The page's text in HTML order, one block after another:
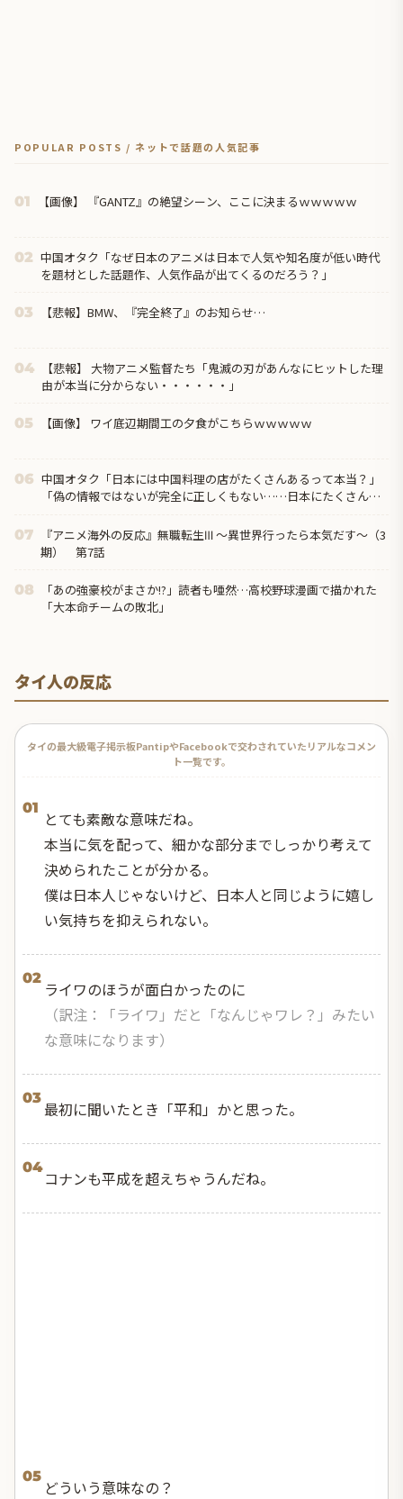
POPULAR POSTS / ネットで話題の人気記事
01 【画像】 『GANTZ』の絶望シーン、ここに決まるｗｗｗｗｗ
02 中国オタク「なぜ日本のアニメは日本で人気や知名度が低い時代
を題材とした話題作、人気作品が出てくるのだろう？」
03 【悲報】BMW、『完全終了』のお知らせ…
04
【悲報】 大物アニメ監督たち「鬼滅の刃があんなにヒットした理
由が本当に分からない・・・・・・」
05 【画像】 ワイ底辺期間工の夕食がこちらｗｗｗｗｗ
06 中国オタク「日本には中国料理の店がたくさんあるって本当？」
「偽の情報ではないが完全に正しくもない……日本にたくさんあ
07
『アニメ海外の反応』無職転生Ⅲ ～異世界行ったら本気だす～（3
期） 第7話
08
「あの強豪校がまさか!?」読者も唖然…高校野球漫画で描かれた
「大本命チームの敗北」
タイ人の反応
タイの最大級電子掲示板PantipやFacebookで交わされていたリアルなコメン
ト一覧です。
01
とても素敵な意味だね。
本当に気を配って、細かな部分までしっかり考えて
決められたことが分かる。
僕は日本人じゃないけど、日本人と同じように嬉し
い気持ちを抑えられない。
02
ライワのほうが面白かったのに
（訳注：「ライワ」だと「なんじゃワレ？」みたい
な意味になります）
03
最初に聞いたとき「平和」かと思った。
04
コナンも平成を超えちゃうんだね。
05
どういう意味なの？